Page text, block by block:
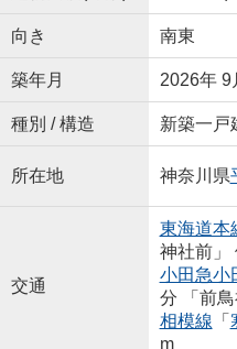
向き 南東
築年月 2026年 9
種別 / 構造 新築一戸
所在地 神奈川県
交通
東海道本
神社前」
小田急小
分 「前
相模線 「
m